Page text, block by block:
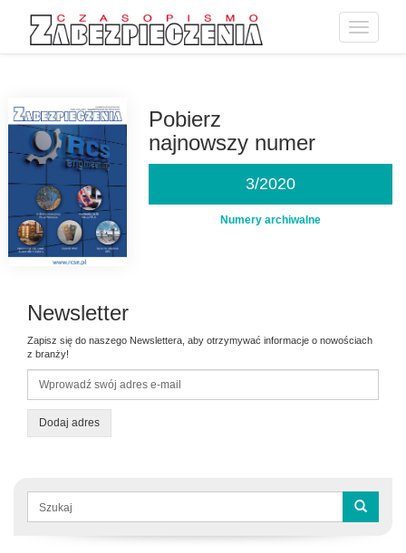
Toggle
Pobierz
najnowszy numer
3/2020
Numery archiwalne
Newsletter
Zapisz się do naszego Newslettera, aby otrzymywać informacje o nowościach
z branży!
Dodaj adres
Formularz
wyszukiwania